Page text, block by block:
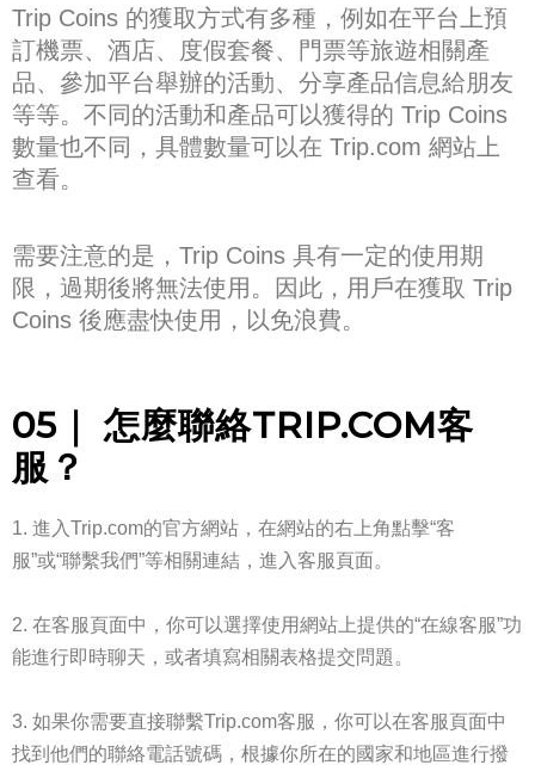
Trip Coins 的獲取方式有多種，例如在平台上預
訂機票、酒店、度假套餐、門票等旅遊相關產
品、參加平台舉辦的活動、分享產品信息給朋友
等等。不同的活動和產品可以獲得的 Trip Coins
數量也不同，具體數量可以在 Trip.com 網站上
查看。
需要注意的是，Trip Coins 具有一定的使用期
限，過期後將無法使用。因此，用戶在獲取 Trip
Coins 後應盡快使用，以免浪費。
05｜ 怎麼聯絡TRIP.COM客
服 ？
進入Trip.com的官方網站，在網站的右上角點擊“客
服”或“聯繫我們”等相關連結，進入客服頁面。
在客服頁面中，你可以選擇使用網站上提供的“在線客服”功
能進行即時聊天，或者填寫相關表格提交問題。
如果你需要直接聯繫Trip.com客服，你可以在客服頁面中
找到他們的聯絡電話號碼，根據你所在的國家和地區進行撥